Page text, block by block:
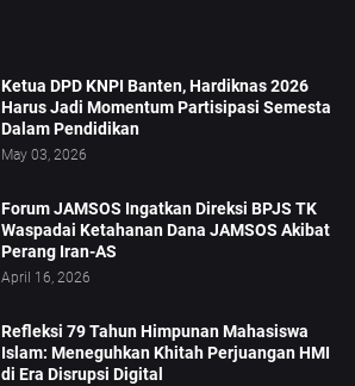
Ketua DPD KNPI Banten, Hardiknas 2026
Harus Jadi Momentum Partisipasi Semesta
Dalam Pendidikan
May 03, 2026
Forum JAMSOS Ingatkan Direksi BPJS TK
Waspadai Ketahanan Dana JAMSOS Akibat
Perang Iran-AS
April 16, 2026
Refleksi 79 Tahun Himpunan Mahasiswa
Islam: Meneguhkan Khitah Perjuangan HMI
di Era Disrupsi Digital